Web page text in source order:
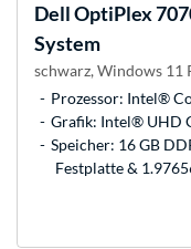
DellOptiPlex
System
schwarz, Windows 11
Prozessor: Intel®
Grafik: Intel® UHD
Speicher: 16 GB
Festplatte &